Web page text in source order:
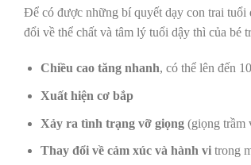
Để có được những bí quyết dạy con trai tuổi
đổi về thể chất và tâm lý tuổi dậy thì của bé
Chiều cao tăng nhanh, có thể lên đến
Xuất hiện cơ bắp
Xảy ra tình trạng vỡ giọng(giọng trầm
Thay đổi về cảm xúc và hành vitrong